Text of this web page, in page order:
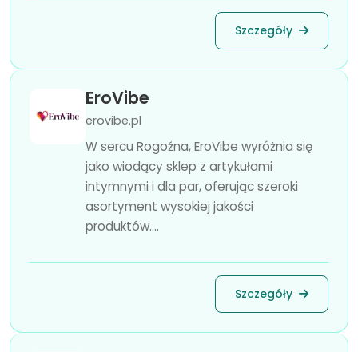
Szczegóły
EroVibe
erovibe.pl
W sercu Rogoźna, EroVibe wyróżnia się
jako wiodący sklep z artykułami
intymnymi i dla par, oferując szeroki
asortyment wysokiej jakości
produktów....
Szczegóły